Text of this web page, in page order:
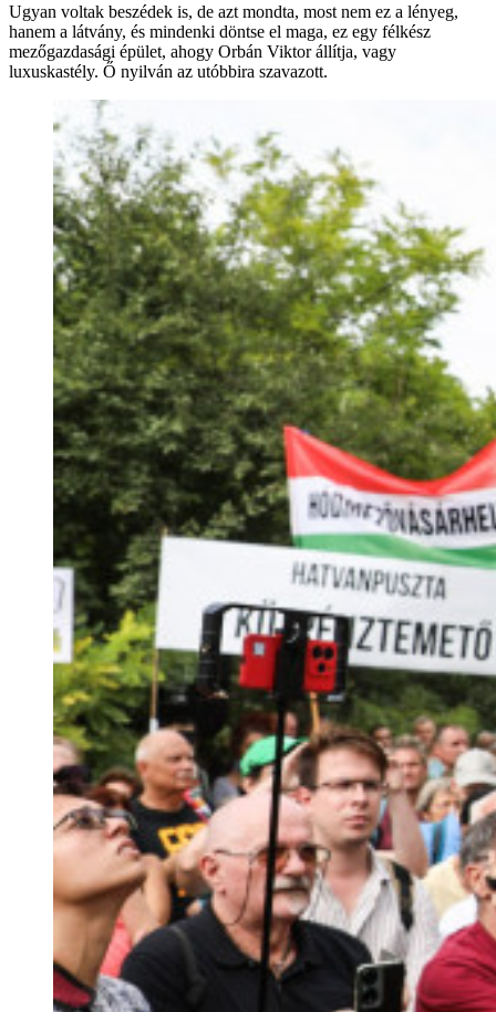
Ugyan voltak beszédek is, de azt mondta, most nem ez a lényeg,
hanem a látvány, és mindenki döntse el maga, ez egy félkész
mezőgazdasági épület, ahogy Orbán Viktor állítja, vagy
luxuskastély. Ő nyilván az utóbbira szavazott.